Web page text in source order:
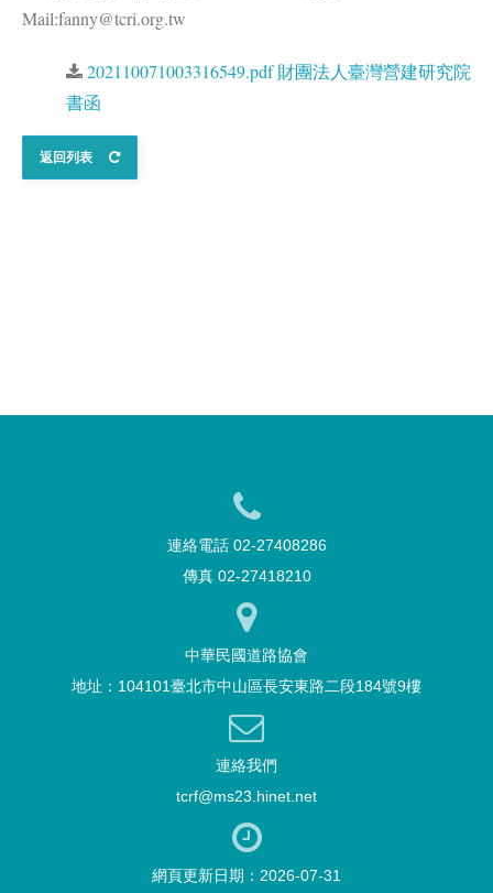
Mail:fanny@tcri.org.tw
202110071003316549.pdf 財團法人臺灣營建研究院
書函
返回列表
連絡電話 02-27408286
傳真 02-27418210
中華民國道路協會
地址：104101臺北市中山區長安東路二段184號9樓
連絡我們
tcrf@ms23.hinet.net
網頁更新日期：2026-07-31